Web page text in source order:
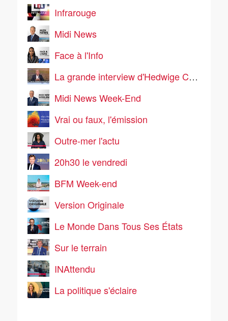
Infrarouge
Midi News
Face à l'Info
La grande interview d'Hedwige Chevrillon
Midi News Week-End
Vrai ou faux, l'émission
Outre-mer l'actu
20h30 le vendredi
BFM Week-end
Version Originale
Le Monde Dans Tous Ses États
Sur le terrain
INAttendu
La politique s'éclaire